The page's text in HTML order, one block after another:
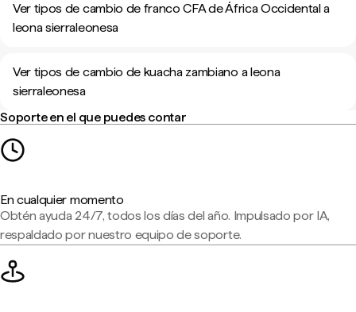
Ver tipos de cambio de franco CFA de África Occidental a
leona sierraleonesa
Ver tipos de cambio de kuacha zambiano a leona
sierraleonesa
Soporte en el que puedes contar
En cualquier momento
Obtén ayuda 24/7, todos los días del año. Impulsado por IA,
respaldado por nuestro equipo de soporte.